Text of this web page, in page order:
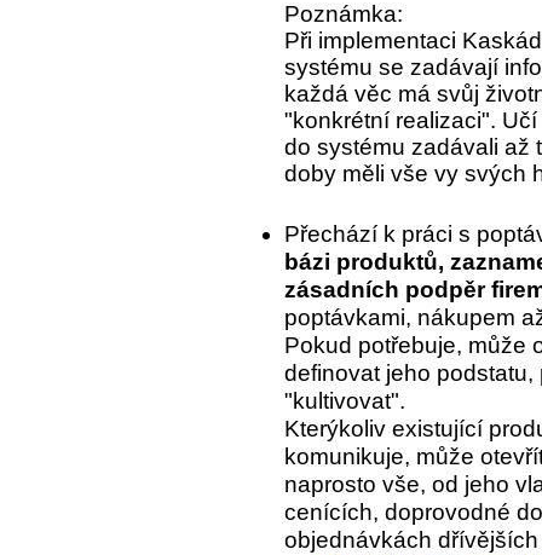
Poznámka:
Při implementaci
systému se zadávají
každá věc má svůj
"konkrétní realizaci".
do systému zadávali až
doby měli vše vy svých
Přechází k práci s
bázi produktů,
zásadních podpěr
poptávkami, nákupem
Pokud potřebuje, může
definovat jeho
"kultivovat".
Kterýkoliv existující
komunikuje, může
naprosto vše, od jeho
cenících, doprovodné
objednávkách